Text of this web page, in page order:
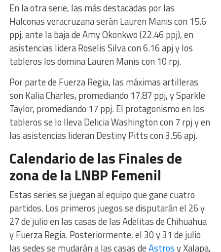
En la otra serie, las más destacadas por las
Halconas veracruzana serán Lauren Manis con 15.6
ppj, ante la baja de Amy Okonkwo (22.46 ppj), en
asistencias lidera Roselis Silva con 6.16 apj y los
tableros los domina Lauren Manis con 10 rpj.
Por parte de Fuerza Regia, las máximas artilleras
son Kalia Charles, promediando 17.87 ppj, y Sparkle
Taylor, promediando 17 ppj. El protagonismo en los
tableros se lo lleva Delicia Washington con 7 rpj y en
las asistencias lideran Destiny Pitts con 3.56 apj.
Calendario de las Finales de
zona de la LNBP Femenil
Estas series se juegan al equipo que gane cuatro
partidos. Los primeros juegos se disputarán el 26 y
27 de julio en las casas de las Adelitas de Chihuahua
y Fuerza Regia. Posteriormente, el 30 y 31 de julio
las sedes se mudarán a las casas deAstrosy Xalapa,